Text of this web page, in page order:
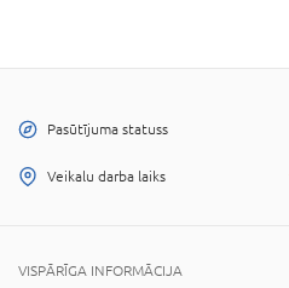
Pasūtījuma statuss
Veikalu darba laiks
VISPĀRĪGA INFORMĀCIJA